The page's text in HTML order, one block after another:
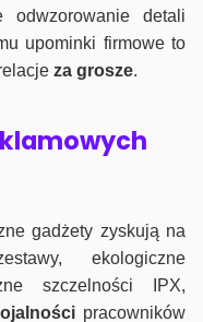
odwzorowanie detali
upominki firmowe to
za grosze.
gadżety zyskują na
ekologiczne
szczelności IPX,
pracowników